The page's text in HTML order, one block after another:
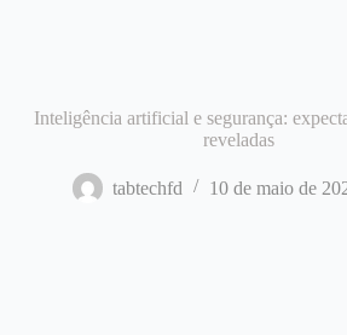
Inteligência artificial e segurança:
reveladas
tabtechfd 10 de maio de